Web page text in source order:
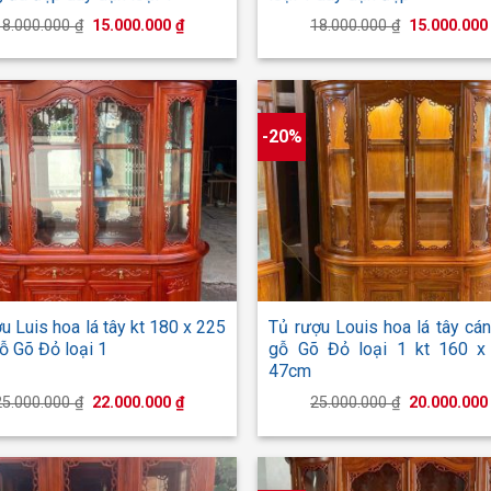
₫ Giá
là:
15.000.000₫Giá
hiện
tại
15.000.000 ₫.
18.000.000₫ Giá
là:
Luis hoa lá tây kt 180 x 225
Gõ Đỏ loại 1
₫ Giá
là:
22.000.000₫Giá
hiện
tại
22.000.000 ₫.
-20%
+
Tủ rượu Louis hoa lá tây
gỗ Gõ Đỏ loại 1 kt 160 x
47cm
25.000.000₫ Giá
là: